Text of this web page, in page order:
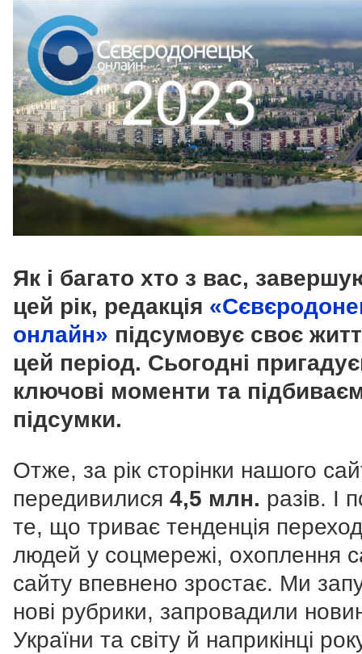
Як і багато хто з вас,
цей рік, редакція
онлайн» підсумовує своє
цей період. Сьогодні
ключові моменти та
підсумки.
Отже, за рік сторінки нашого
передивилися 4,5 млн. разів. І
те, що триває тенденція
людей у соцмережі, охоплення
сайту впевнено зростає. Ми
нові рубрики, запровадили
України та світу й наприкінці